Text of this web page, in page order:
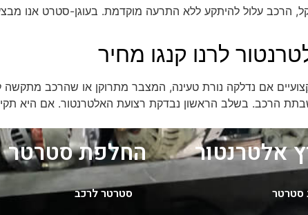
לרנו קנגו מחיר
אם נדלקה נורת טעינה, המצבר מתרוקן או שהרכב מתקשה
הרכב. בשלב הראשון נבדקת רצועת האלטרנטור. אם היא
אלטרנטור
סטרטר
החלפת סטרטר
סטרטר לרכב